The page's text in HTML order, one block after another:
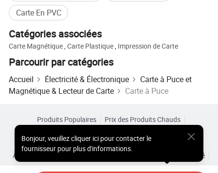
Carte En PVC
Catégories associées
Carte Magnétique,Carte Plastique, Impression de Carte
Parcourir par catégories
Accueil Électricité & Électronique
Carte à Puce et
Magnétique & Lecteur de Carte
Carte à Puce
Bonjour,veuillez cliquer ici pour contacter le
fournisseur pour plus d'informations.
Produits Populaires
Prix des Produits Chauds
Site PC
Aperçus
À Propos de
Accord d’Utilisateur
Politique de Confidentialité
Contact